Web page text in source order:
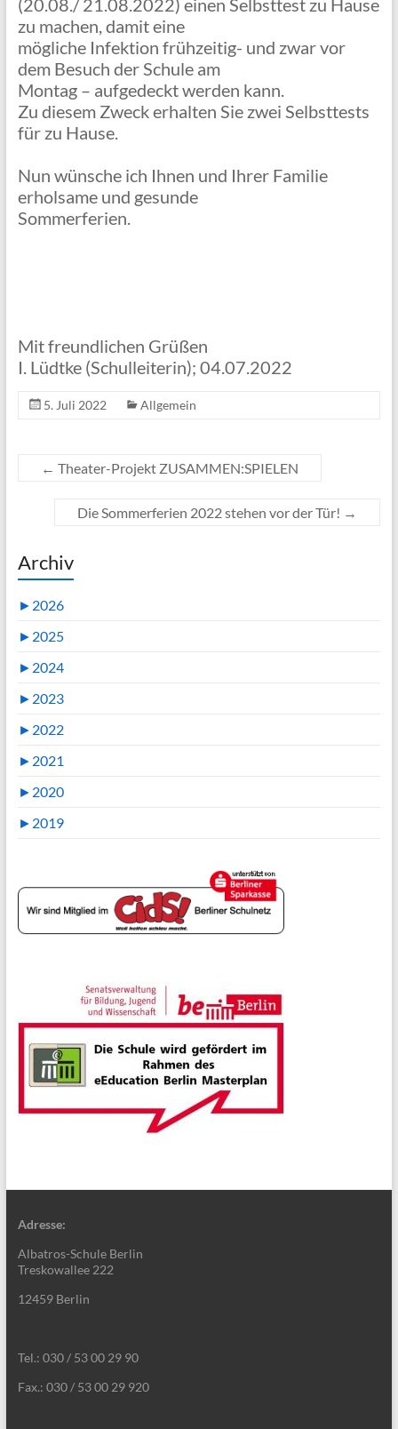
(20.08./ 21.08.2022) einen Selbsttest zu Hause
zu machen, damit eine
mögliche Infektion frühzeitig- und zwar vor
dem Besuch der Schule am
Montag – aufgedeckt werden kann.
Zu diesem Zweck erhalten Sie zwei Selbsttests
für zu Hause.
Nun wünsche ich Ihnen und Ihrer Familie
erholsame und gesunde
Sommerferien.
Mit freundlichen Grüßen
I. Lüdtke (Schulleiterin); 04.07.2022
5. Juli 2022 Allgemein
← Theater-Projekt ZUSAMMEN:SPIELEN
Die Sommerferien 2022 stehen vor der Tür! →
Archiv
► 2026
► 2025
► 2024
► 2023
► 2022
► 2021
► 2020
► 2019
Adresse:
Albatros-Schule Berlin
Treskowallee 222
12459 Berlin
Tel.: 030 / 53 00 29 90
Fax.: 030 / 53 00 29 920